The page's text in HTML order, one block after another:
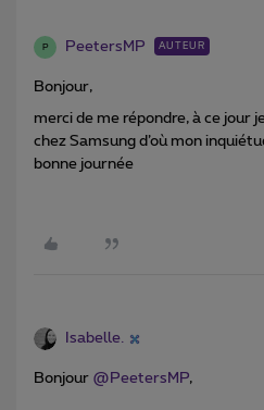
P PeetersMP AUTEUR
Bonjour,
merci de me répondre, à ce jour
chez Samsung d’où mon
bonne journée
Isabelle.
Bonjour ​ @PeetersMP,